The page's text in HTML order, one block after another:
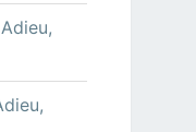
Adieu,